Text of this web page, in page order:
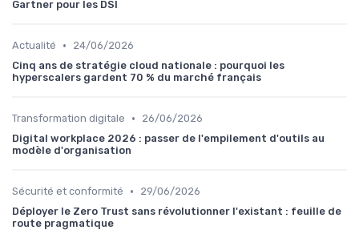
Gartner pour les DSI
Actualité •
24/06/2026
Cinq ans de stratégie cloud nationale : pourquoi les
hyperscalers gardent 70 % du marché français
Transformation digitale •
26/06/2026
Digital workplace 2026 : passer de l'empilement d'outils au
modèle d'organisation
Sécurité et conformité •
29/06/2026
Déployer le Zero Trust sans révolutionner l'existant : feuille de
route pragmatique